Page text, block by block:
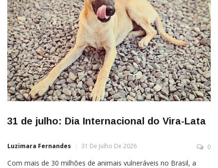
31 de julho: Dia Internacional do Vira-Lata
Luzimara Fernandes 31 De Julho De 2026 0
Com mais de 30 milhões de animais vulneráveis no Brasil, a